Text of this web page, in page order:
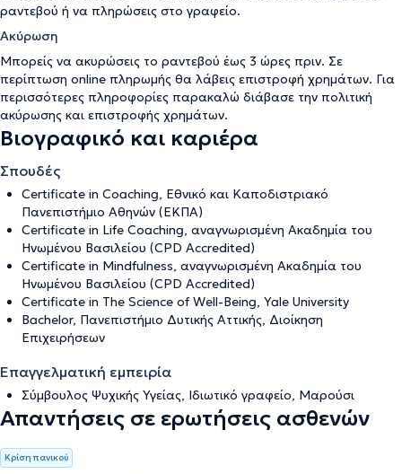
ραντεβού ή να πληρώσεις στο γραφείο.
Ακύρωση
Μπορείς να ακυρώσεις το ραντεβού έως 3 ώρες πριν. Σε
περίπτωση online πληρωμής θα λάβεις επιστροφή χρημάτων. Για
περισσότερες πληροφορίες παρακαλώ διάβασε την πολιτική
ακύρωσης και επιστροφής χρημάτων.
Βιογραφικό και καριέρα
Σπουδές
Certificate in Coaching, Εθνικό και Καποδιστριακό
Πανεπιστήμιο Αθηνών (ΕΚΠΑ)
Certificate in Life Coaching, αναγνωρισμένη Ακαδημία του
Ηνωμένου Βασιλείου (CPD Accredited)
Certificate in Mindfulness, αναγνωρισμένη Ακαδημία του
Ηνωμένου Βασιλείου (CPD Accredited)
Certificate in The Science of Well-Being, Yale University
Bachelor, Πανεπιστήμιο Δυτικής Αττικής, Διοίκηση
Επιχειρήσεων
Επαγγελματική εμπειρία
Σύμβουλος Ψυχικής Υγείας, Ιδιωτικό γραφείο, Μαρούσι
Απαντήσεις σε ερωτήσεις ασθενών
Κρίση πανικού